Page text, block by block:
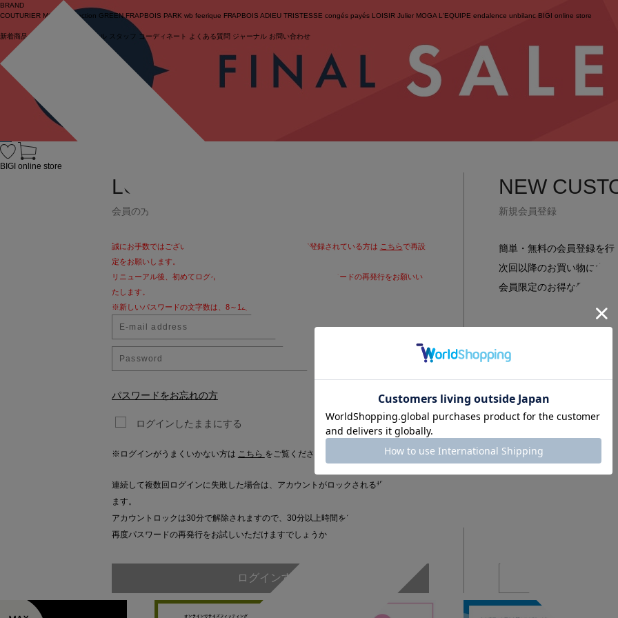
BRAND
COUTURIER MOGA Collection GREEN FRAPBOIS PARK wb feerique FRAPBOIS ADIEU TRISTESSE congés payés LOISIR Julier MOGA L'EQUIPE endalence unbilanc BIGI online store
新着商品 (ライブ) セール スタッフ コーディネート よくある質問 ジャーナル お問い合わせ
BIGI online store
LOG IN
会員の方
誠にお手数ではございますが、パスワードを13文字以上で登録されている方は こちらで再設
定をお願いします。
リニューアル後、初めてログインされるお客様も
よりパスワードの再発行をお願いい
たします。
※新しいパスワードの文字数は、8～12文字となります。
パスワードをお忘れの方
ログインしたままにする
※ログインがうまくいかない方は こちら をご覧ください
連続して複数回ログインに失敗した場合は、アカウントがロックされる場合がござい
ます。
アカウントロックは30分で解除されますので、30分以上時間を空けてから
再度パスワードの再発行をお試しいただけますでしょうか。
ログインする
NEW
新規会員登録
簡単・無料の会員登録を行
次回以降のお買い物に大変
会員限定のお得な最新情報